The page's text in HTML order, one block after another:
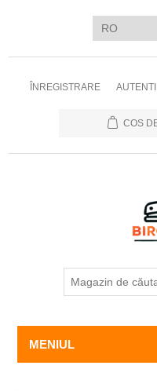
ÎNREGISTRARE
COS
MENIUL